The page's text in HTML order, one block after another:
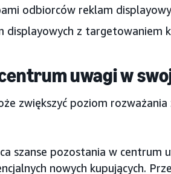
odbiorców reklam
displayowych z targetowaniem
uwagi w
zwiększyć poziom rozważania
szanse pozostania w centrum
nowych kupujących.